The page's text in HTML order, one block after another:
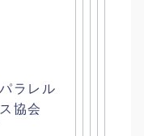
ラレル
協会